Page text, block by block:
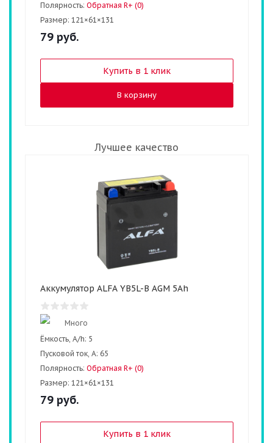
Полярность: Обратная R+ (0)
Размер: 121×61×131
79 руб.
Купить в 1 клик
В корзину
Лучшее качество
Аккумулятор ALFA YB5L-B AGM 5Ah
Много
Ёмкость, A/h: 5
Пусковой ток, А: 65
Полярность: Обратная R+ (0)
Размер: 121×61×131
79 руб.
Купить в 1 клик